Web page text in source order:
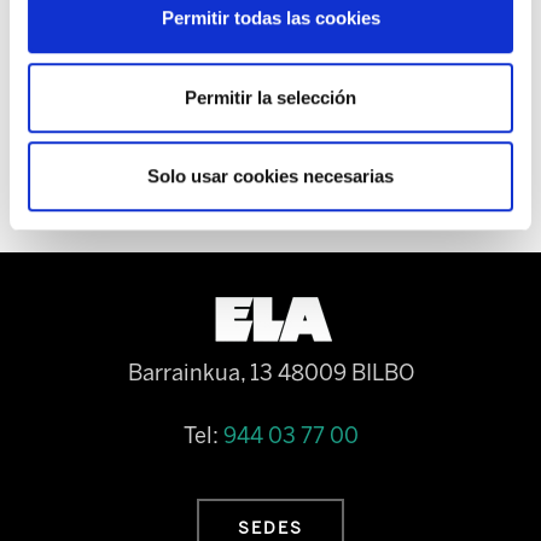
Permitir todas las cookies
Permitir la selección
Solo usar cookies necesarias
Para ello aprovecha de la debilidad negociadora en la negociación estatal, con
llevan a hacer huelga “son políticos”.
Barrainkua, 13 48009 BILBO
Tel: 944 03 77 00
SEDES